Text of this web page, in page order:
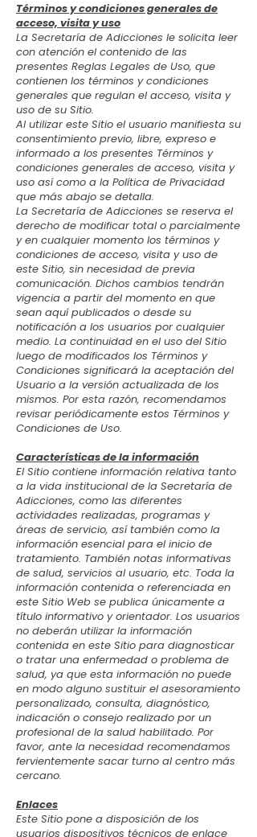
Términos y condiciones generales de
acceso, visita y uso
La Secretaría de Adicciones le solicita leer
con atención el contenido de las
presentes Reglas Legales de Uso, que
contienen los términos y condiciones
generales que regulan el acceso, visita y
uso de su Sitio.
Al utilizar este Sitio el usuario manifiesta su
consentimiento previo, libre, expreso e
informado a los presentes Términos y
condiciones generales de acceso, visita y
uso así como a la Política de Privacidad
que más abajo se detalla.
La Secretaría de Adicciones se reserva el
derecho de modificar total o parcialmente
y en cualquier momento los términos y
condiciones de acceso, visita y uso de
este Sitio, sin necesidad de previa
comunicación. Dichos cambios tendrán
vigencia a partir del momento en que
sean aquí publicados o desde su
notificación a los usuarios por cualquier
medio. La continuidad en el uso del Sitio
luego de modificados los Términos y
Condiciones significará la aceptación del
Usuario a la versión actualizada de los
mismos. Por esta razón, recomendamos
revisar periódicamente estos Términos y
Condiciones de Uso.
Características de la información
El Sitio contiene información relativa tanto
a la vida institucional de la Secretaría de
Adicciones, como las diferentes
actividades realizadas, programas y
áreas de servicio, así también como la
información esencial para el inicio de
tratamiento. También notas informativas
de salud, servicios al usuario, etc. Toda la
información contenida o referenciada en
este Sitio Web se publica únicamente a
título informativo y orientador. Los usuarios
no deberán utilizar la información
contenida en este Sitio para diagnosticar
o tratar una enfermedad o problema de
salud, ya que esta información no puede
en modo alguno sustituir el asesoramiento
personalizado, consulta, diagnóstico,
indicación o consejo realizado por un
profesional de la salud habilitado. Por
favor, ante la necesidad recomendamos
fervientemente sacar turno al centro más
cercano.
Enlaces
Este Sitio pone a disposición de los
usuarios dispositivos técnicos de enlace